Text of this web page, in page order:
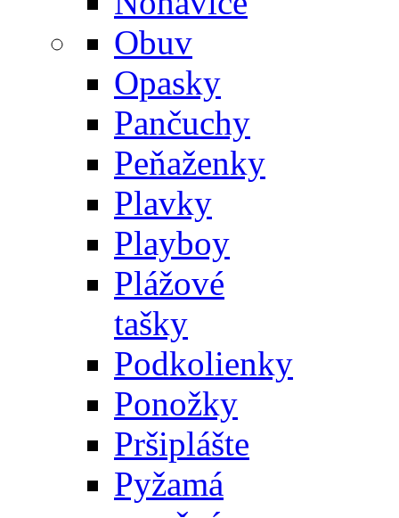
Obuv
Opasky
Pančuchy
Peňaženky
Plavky
Playboy
Plážové
tašky
Podkolienky
Ponožky
Pršiplášte
Pyžamá